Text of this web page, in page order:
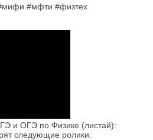
#мфти #физтех
и ОГЭ по Физике (листай):
следующие ролики: